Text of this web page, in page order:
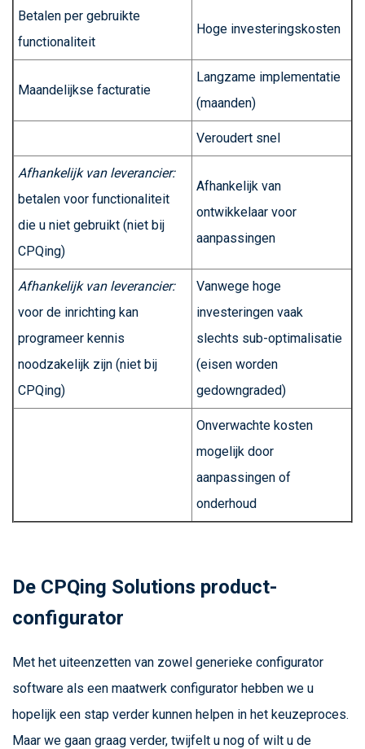
Betalen per gebruikte
functionaliteit
Hoge investeringskosten
Maandelijkse facturatie
Langzame implementatie
(maanden)
Veroudert snel
Afhankelijk van leverancier:
betalen voor functionaliteit
die u niet gebruikt (niet bij
CPQing)
Afhankelijk van
ontwikkelaar voor
aanpassingen
Afhankelijk van leverancier:
voor de inrichting kan
programeer kennis
noodzakelijk zijn (niet bij
CPQing)
Vanwege hoge
investeringen vaak
slechts sub-optimalisatie
(eisen worden
gedowngraded)
Onverwachte kosten
mogelijk door
aanpassingen of
onderhoud
De CPQing Solutions product-
configurator
Met het uiteenzetten van zowel generieke configurator
software als een maatwerk configurator hebben we u
hopelijk een stap verder kunnen helpen in het keuzeproces.
Maar we gaan graag verder, twijfelt u nog of wilt u de